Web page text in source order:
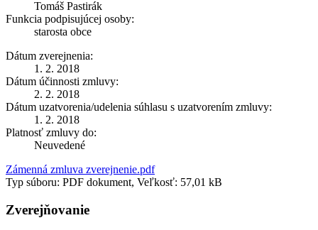
Tomáš Pastirák
Funkcia podpisujúcej osoby:
starosta obce
Dátum zverejnenia:
1. 2. 2018
Dátum účinnosti zmluvy:
2. 2. 2018
Dátum uzatvorenia/udelenia súhlasu s uzatvorením zmluvy:
1. 2. 2018
Platnosť zmluvy do:
Neuvedené
Zámenná zmluva zverejnenie.pdf
Typ súboru: PDF dokument, Veľkosť: 57,01 kB
Zverejňovanie